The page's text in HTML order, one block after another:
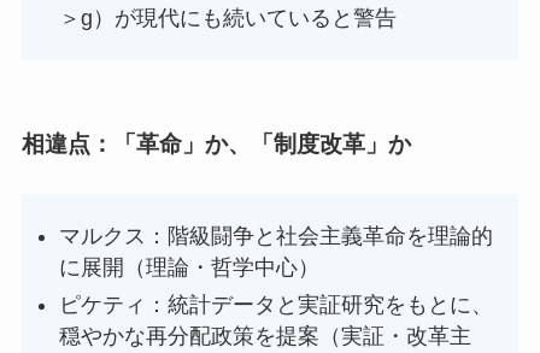
＞g）が現代にも続いていると警告
相違点：「革命」か、「制度改革」か
マルクス：階級闘争と社会主義革命を理論的
に展開（理論・哲学中心）
ピケティ：統計データと実証研究をもとに、
穏やかな再分配政策を提案（実証・改革主